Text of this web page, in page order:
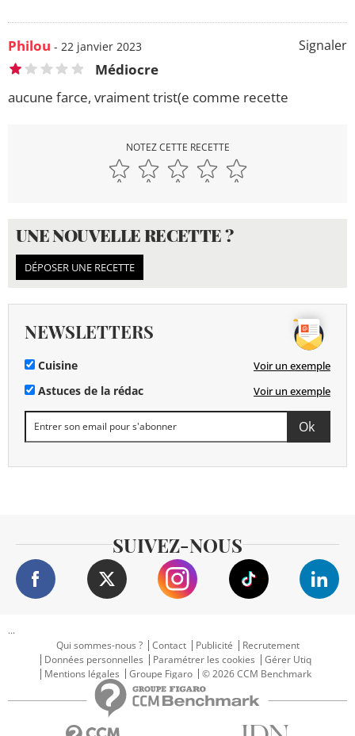
Signaler
Philou - 22 janvier 2023
Médiocre
aucune farce, vraiment trist(e comme recette
NOTEZ CETTE RECETTE
UNE NOUVELLE RECETTE ?
DÉPOSER UNE RECETTE
NEWSLETTERS
Cuisine Voir un exemple
Astuces de la rédac Voir un exemple
SUIVEZ-NOUS
...
Qui sommes-nous ?
Contact Publicité
Recrutement
Données personnelles
Paramétrer les cookies
Gérer Utiq
Mentions légales
Groupe Figaro © 2026 CCM Benchmark